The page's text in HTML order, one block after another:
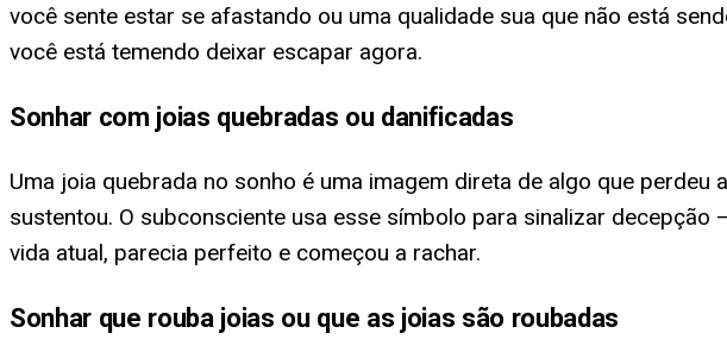
você sente estar se afastando ou uma qualidade sua que não está
você está temendo deixar escapar agora.
Sonhar com joias quebradas ou danificadas
Uma joia quebrada no sonho é uma imagem direta de algo que
sustentou. O subconsciente usa esse símbolo para sinalizar
vida atual, parecia perfeito e começou a rachar.
Sonhar que rouba joias ou que as joias são roubadas